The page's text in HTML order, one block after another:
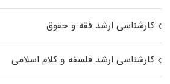
کارشناسی ارشد فقه و حقوق
کارشناسی ارشد فلسفه و کلام اسلامی